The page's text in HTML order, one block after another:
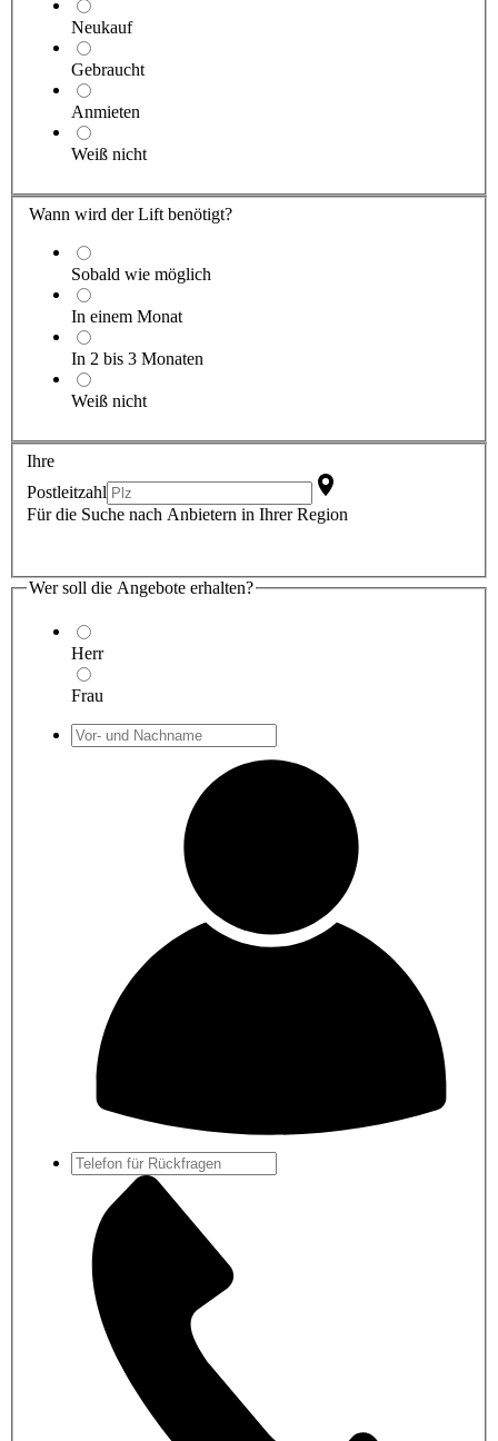
Neukauf
Gebraucht
Anmieten
Weiß nicht
Wann wird der Lift benötigt?
Sobald wie möglich
In einem Monat
In 2 bis 3 Monaten
Weiß nicht
Ihre
Postleitzahl
Für die Suche nach Anbietern in Ihrer Region
Wer soll die Angebote erhalten?
Herr
Frau